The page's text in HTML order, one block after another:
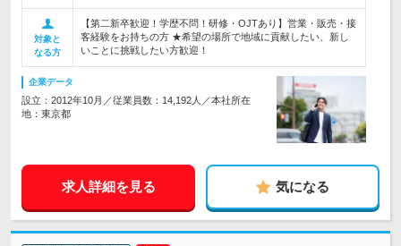
対象と
なる方
【第二新卒歓迎！学歴不問！研修・OJTあり】営業・販売・接
客経験をお持ちの方 ★希望の場所で地域に貢献したい、新し
いことに挑戦したい方歓迎！
企業データ
設立：2012年10月／従業員数：14,192人／本社所在
地：東京都
求人詳細を見る 気になる